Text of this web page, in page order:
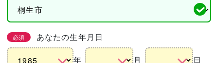
必須 あなたの生年月日
年 月 日